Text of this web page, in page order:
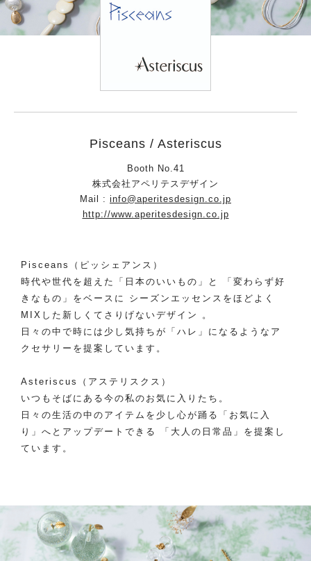
Pisceans / Asteriscus
Booth No.41
株式会社アペリテスデザイン
Mail : info@aperitesdesign.co.jp
http://www.aperitesdesign.co.jp
Pisceans（ピッシェアンス）
時代や世代を超えた「日本のいいもの」と 「変わらず好
きなもの」をベースに シーズンエッセンスをほどよく
MIXした新しくてさりげないデザイン 。
日々の中で時には少し気持ちが「ハレ」になるようなア
クセサリーを提案しています。
Asteriscus（アステリスクス）
いつもそばにある今の私のお気に入りたち。
日々の生活の中のアイテムを少し心が踊る「お気に入
り」へとアップデートできる 「大人の日常品」を提案し
ています。